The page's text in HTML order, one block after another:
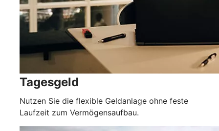
Tagesgeld
Nutzen Sie die flexible Geldanlage ohne feste
Laufzeit zum Vermögensaufbau.